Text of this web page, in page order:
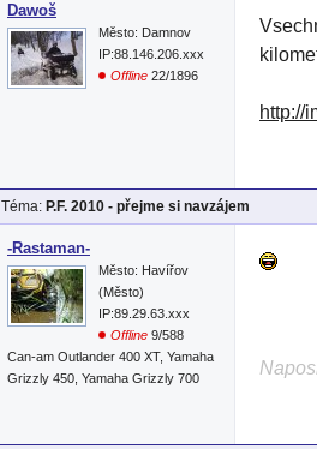
Dawoš
Město: Damnov
IP:88.146.206.xxx
Offline 22/1896
http://
Téma: P.F. 2010 - přejme si navzájem
-Rastaman-
Město: Havířov
(Město)
IP:89.29.63.xxx
Offline 9/588
Can-am Outlander 400 XT, Yamaha
Grizzly 450, Yamaha Grizzly 700